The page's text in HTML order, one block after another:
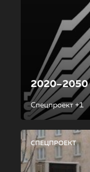
2020–2050
Спецпроект +1
СПЕЦПРОЕКТ